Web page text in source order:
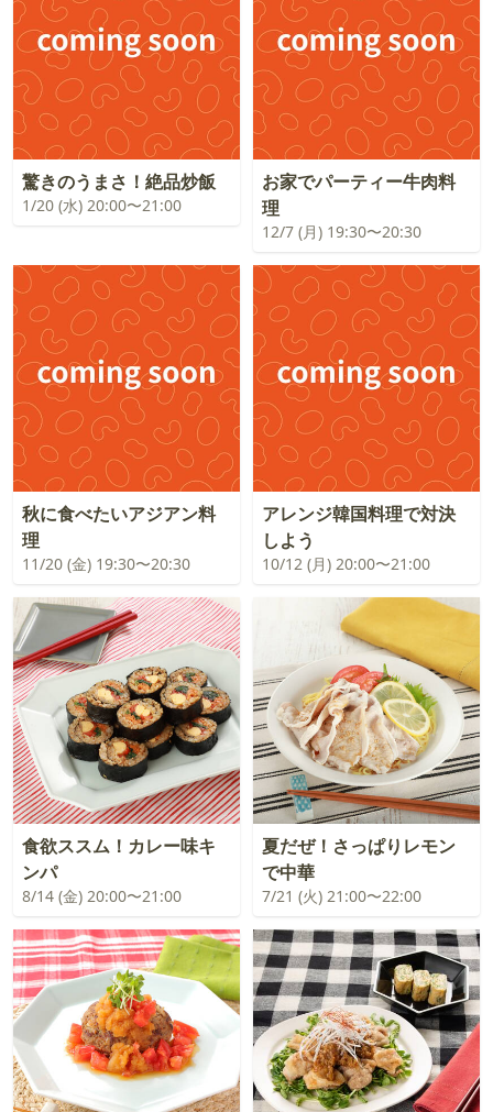
驚きのうまさ！絶品炒飯
1/20 (水) 20:00〜21:00
お家でパーティー牛肉料
理
12/7 (月) 19:30〜20:30
秋に食べたいアジアン料
理
11/20 (金) 19:30〜20:30
アレンジ韓国料理で対決
しよう
10/12 (月) 20:00〜21:00
食欲ススム！カレー味キ
ンパ
8/14 (金) 20:00〜21:00
夏だぜ！さっぱりレモン
で中華
7/21 (火) 21:00〜22:00